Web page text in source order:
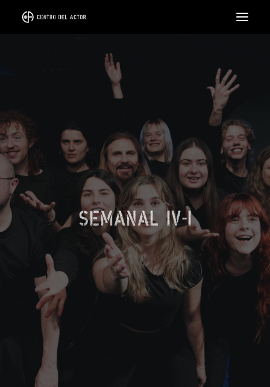
INTENSIVOS
COACH
ALQUILER DE SALA
LLÁMANOS SEMANAL IV-I